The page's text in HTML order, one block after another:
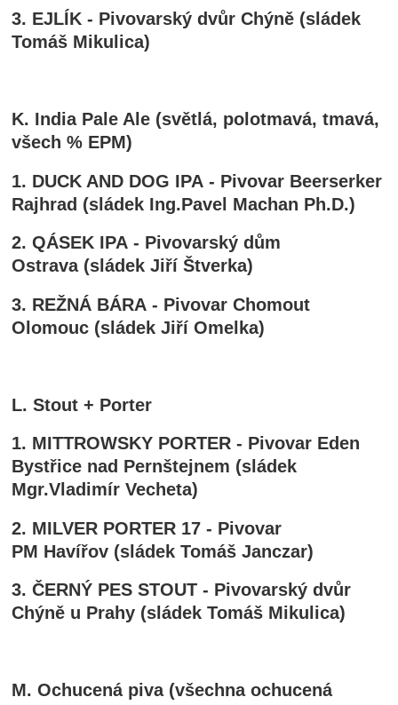
3. EJLÍK - Pivovarský dvůr Chýně (sládek
Tomáš Mikulica)
K. India Pale Ale (světlá, polotmavá, tmavá,
všech % EPM)
1. DUCK AND DOG IPA - Pivovar Beerserker
Rajhrad (sládek Ing.Pavel Machan Ph.D.)
2. QÁSEK IPA - Pivovarský dům
Ostrava (sládek Jiří Štverka)
3. REŽNÁ BÁRA - Pivovar Chomout
Olomouc (sládek Jiří Omelka)
L. Stout + Porter
1. MITTROWSKY PORTER - Pivovar Eden
Bystřice nad Pernštejnem (sládek
Mgr.Vladimír Vecheta)
2. MILVER PORTER 17 - Pivovar
PM Havířov (sládek Tomáš Janczar)
3. ČERNÝ PES STOUT - Pivovarský dvůr
Chýně u Prahy (sládek Tomáš Mikulica)
M. Ochucená piva (všechna ochucená